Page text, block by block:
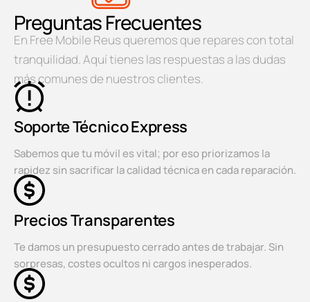
Preguntas Frecuentes
En Free Mobile Reus queremos que repares con total
tranquilidad. Aquí tienes las respuestas a las dudas
más comunes de nuestros clientes.
Soporte Técnico Express
Sabemos que tu móvil es vital; por eso priorizamos la
rapidez sin sacrificar la calidad técnica en cada reparación.
Precios Transparentes
Te damos un presupuesto cerrado antes de trabajar. Sin
sorpresas, costes ocultos ni cargos inesperados.